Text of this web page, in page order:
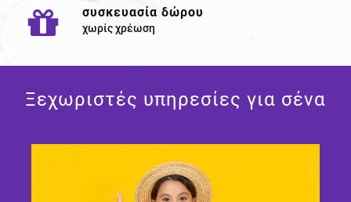
συσκευασία δώρου
χωρίς χρέωση
Ξεχωριστές υπηρεσίες για σένα